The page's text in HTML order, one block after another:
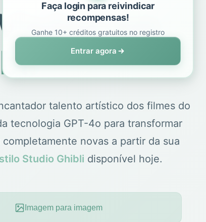
em
talento artístico dos filmes do
tecnologia GPT-4o para transformar
novas a partir da sua
Studio Ghibli disponível hoje.
Imagem para imagem
Faça login para reivindicar
recompensas!
Ganhe 10+ créditos gratuitos no registro
Entrar agora